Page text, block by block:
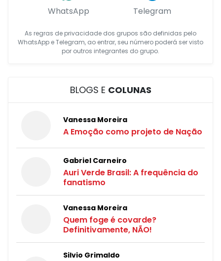
WhatsApp Telegram
As regras de privacidade dos grupos são definidas pelo
WhatsApp e Telegram, ao entrar, seu número poderá ser visto
por outros integrantes do grupo.
BLOGS E COLUNAS
Vanessa Moreira
A Emoção como projeto de Nação
Gabriel Carneiro
Auri Verde Brasil: A frequência do
fanatismo
Vanessa Moreira
Quem foge é covarde?
Definitivamente, NÃO!
Silvio Grimaldo